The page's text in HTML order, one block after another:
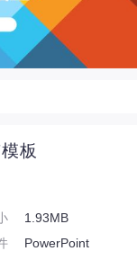
板
1.93MB
PowerPoint